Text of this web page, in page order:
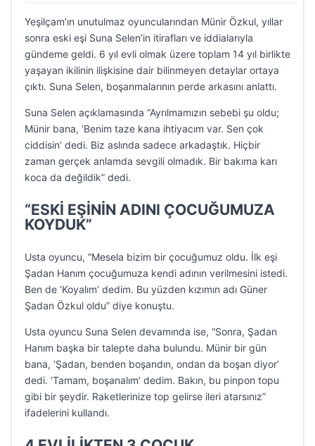
Yeşilçam’ın unutulmaz oyuncularından Münir Özkul, yıllar
sonra eski eşi Suna Selen’in itirafları ve iddialarıyla
gündeme geldi. 6 yıl evli olmak üzere toplam 14 yıl birlikte
yaşayan ikilinin ilişkisine dair bilinmeyen detaylar ortaya
çıktı. Suna Selen, boşanmalarının perde arkasını anlattı.
Suna Selen açıklamasında “Ayrılmamızın sebebi şu oldu;
Münir bana, ‘Benim taze kana ihtiyacım var. Sen çok
ciddisin’ dedi. Biz aslında sadece arkadaştık. Hiçbir
zaman gerçek anlamda sevgili olmadık. Bir bakıma karı
koca da değildik” dedi.
“ESKİ EŞİNİN ADINI ÇOCUĞUMUZA
KOYDUK”
Usta oyuncu, “Mesela bizim bir çocuğumuz oldu. İlk eşi
Şadan Hanım çocuğumuza kendi adının verilmesini istedi.
Ben de ‘Koyalım’ dedim. Bu yüzden kızımın adı Güner
Şadan Özkul oldu” diye konuştu.
Usta oyuncu Suna Selen devamında ise, “Sonra, Şadan
Hanım başka bir talepte daha bulundu. Münir bir gün
bana, ‘Şadan, benden boşandın, ondan da boşan diyor’
dedi. ‘Tamam, boşanalım’ dedim. Bakın, bu pinpon topu
gibi bir şeydir. Raketlerinize top gelirse ileri atarsınız”
ifadelerini kullandı.